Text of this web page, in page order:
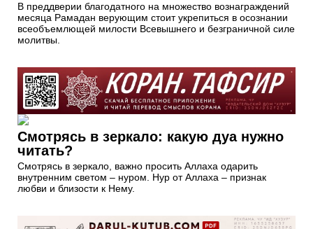
В преддверии благодатного на множество вознаграждений
месяца Рамадан верующим стоит укрепиться в осознании
всеобъемлющей милости Всевышнего и безграничной силе
молитвы.
Смотрясь в зеркало: какую дуа нужно
читать?
Смотрясь в зеркало, важно просить Аллаха одарить
внутренним светом – нуром. Нур от Аллаха – признак
любви и близости к Нему.